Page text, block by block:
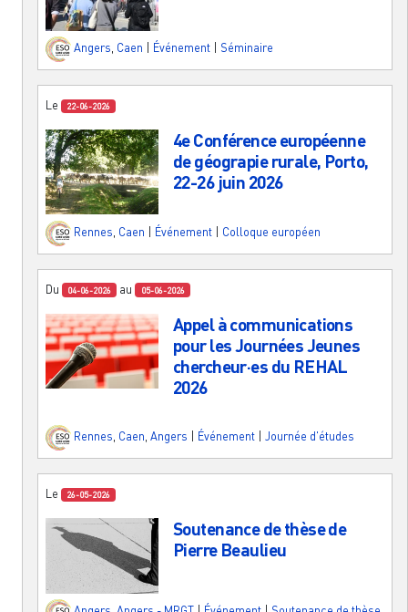
Angers, Caen Événement Séminaire
Le 22-06-2026
4e Conférence européenne
de géograpie rurale, Porto,
22-26 juin 2026
Rennes Caen Événement Colloque européen
Du 04-06-2026 au 05-06-2026
Appel à communications
pour les Journées Jeunes
chercheur·es du REHAL
2026
Rennes Caen Angers Événement Journée d'études
Le 26-05-2026
Soutenance de thèse de
Pierre Beaulieu